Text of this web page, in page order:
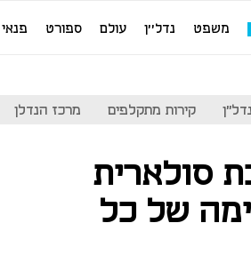
משפט נדל''ן עולם ספורט פנאי
קירות מתקלפים מרכז הנדלן
סולארית
של כל